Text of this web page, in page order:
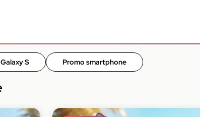
S Promo smartphone